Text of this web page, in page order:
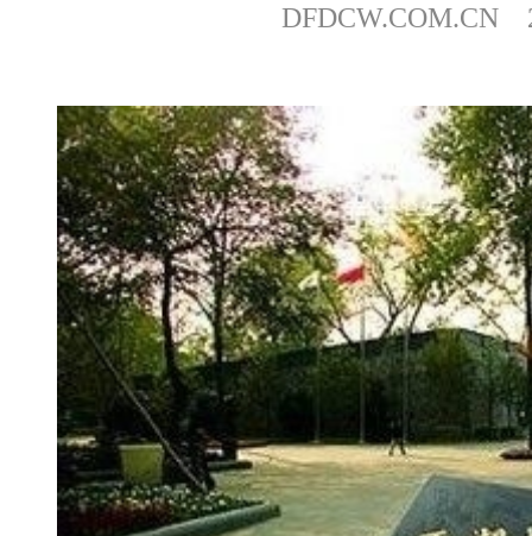
DFDCW.COM.CN